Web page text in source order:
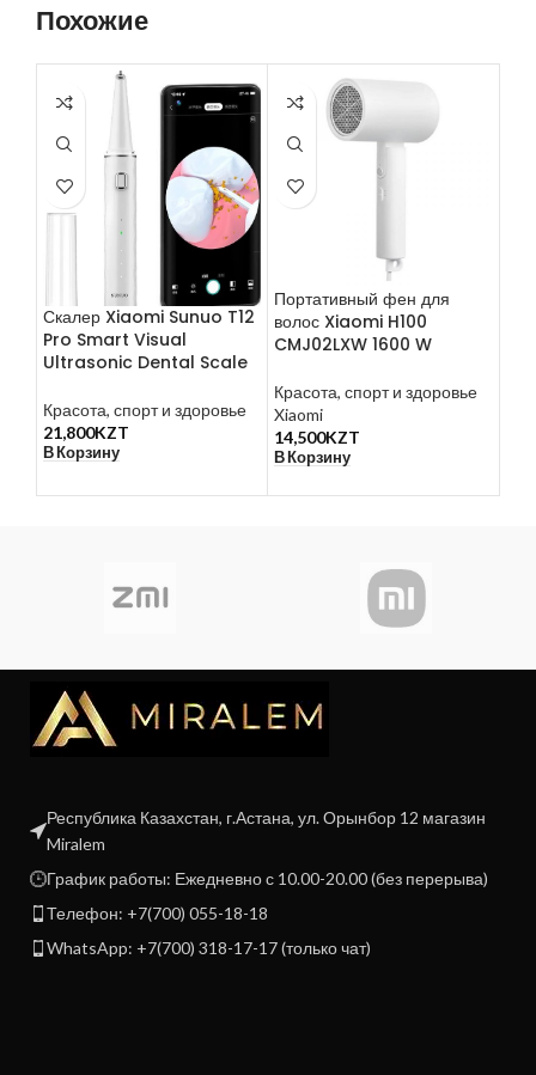
Похожие
Скалер Xiaomi Sunuo T12
Pro Smart Visual
Ultrasonic Dental Scale
Красота, спорт и здоровье
21,800KZT
В Корзину
Портативный фен для
волос Xiaomi H100
CMJ02LXW 1600 W
Красота, спорт и здоровье
Xiaomi
14,500KZT
В Корзину
Республика Казахстан, г.Астана, ул. Орынбор 12 магазин
Miralem
График работы: Ежедневно с 10.00-20.00 (без перерыва)
Телефон: +7(700) 055-18-18
WhatsApp: +7(700) 318-17-17 (только чат)